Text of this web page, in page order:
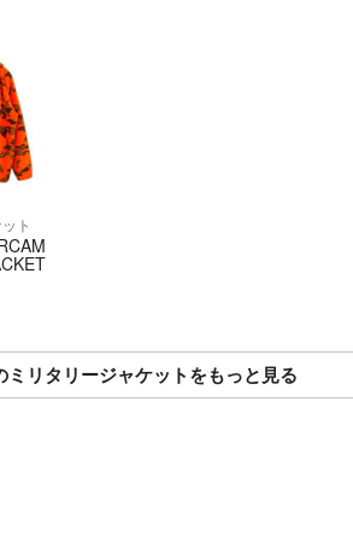
を小さくして発送
気になる場合は
ト
ミリタリージャケットをもっと見る